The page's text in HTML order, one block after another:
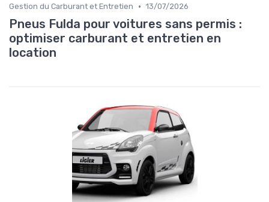
Gestion du Carburant et Entretien • 13/07/2026
Pneus Fulda pour voitures sans permis :
optimiser carburant et entretien en
location